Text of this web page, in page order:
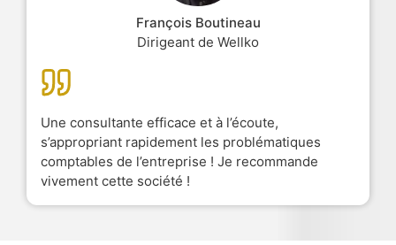
François Boutineau
Dirigeant de Wellko
Une consultante efficace et à l’écoute,
s’appropriant rapidement les problématiques
comptables de l’entreprise ! Je recommande
vivement cette société !